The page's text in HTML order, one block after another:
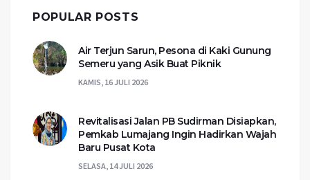
POPULAR POSTS
Air Terjun Sarun, Pesona di Kaki Gunung
Semeru yang Asik Buat Piknik
KAMIS, 16 JULI 2026
Revitalisasi Jalan PB Sudirman Disiapkan,
Pemkab Lumajang Ingin Hadirkan Wajah
Baru Pusat Kota
SELASA, 14 JULI 2026